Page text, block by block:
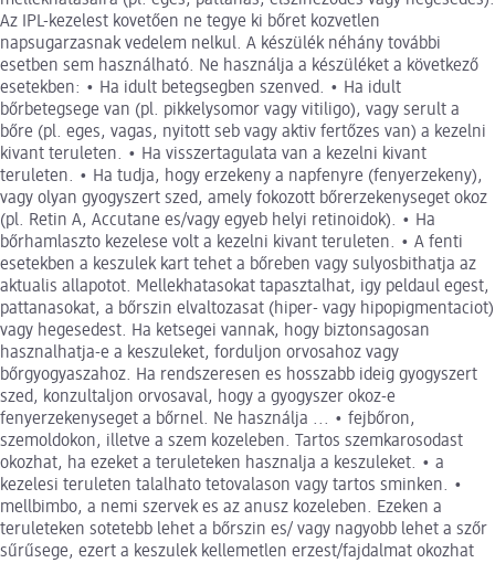
Az IPL-kezelest kovetően ne tegye ki bőret kozvetlen
napsugarzasnak vedelem nelkul. A készülék néhány további
esetben sem használható. Ne használja a készüléket a következő
esetekben: • Ha idult betegsegben szenved. • Ha idult
bőrbetegsege van (pl. pikkelysomor vagy vitiligo), vagy serult a
bőre (pl. eges, vagas, nyitott seb vagy aktiv fertőzes van) a kezelni
kivant teruleten. • Ha visszertagulata van a kezelni kivant
teruleten. • Ha tudja, hogy erzekeny a napfenyre (fenyerzekeny),
vagy olyan gyogyszert szed, amely fokozott bőrerzekenyseget okoz
(pl. Retin A, Accutane es/vagy egyeb helyi retinoidok). • Ha
bőrhamlaszto kezelese volt a kezelni kivant teruleten. • A fenti
esetekben a keszulek kart tehet a bőreben vagy sulyosbithatja az
aktualis allapotot. Mellekhatasokat tapasztalhat, igy peldaul egest,
pattanasokat, a bőrszin elvaltozasat (hiper- vagy hipopigmentaciot)
vagy hegesedest. Ha ketsegei vannak, hogy biztonsagosan
hasznalhatja-e a keszuleket, forduljon orvosahoz vagy
bőrgyogyaszahoz. Ha rendszeresen es hosszabb ideig gyogyszert
szed, konzultaljon orvosaval, hogy a gyogyszer okoz-e
fenyerzekenyseget a bőrnel. Ne használja ... • fejbőron,
szemoldokon, illetve a szem kozeleben. Tartos szemkarosodast
okozhat, ha ezeket a teruleteken hasznalja a keszuleket. • a
kezelesi teruleten talalhato tetovalason vagy tartos sminken. •
mellbimbo, a nemi szervek es az anusz kozeleben. Ezeken a
teruleteken sotetebb lehet a bőrszin es/ vagy nagyobb lehet a szőr
sűrűsege, ezert a keszulek kellemetlen erzest/fajdalmat okozhat